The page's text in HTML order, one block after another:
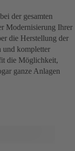
der gesamten
Modernisierung Ihrer
die Herstellung der
und kompletter
die Möglichkeit,
ganze Anlagen